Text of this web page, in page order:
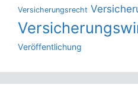
Versicherungsrecht
Veröffentlichung